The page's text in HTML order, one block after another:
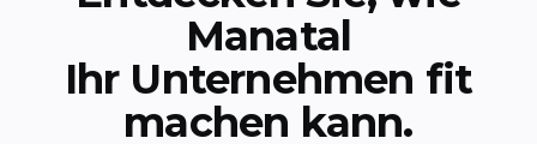
Manatal
Ihr Unternehmen fit
machen kann.